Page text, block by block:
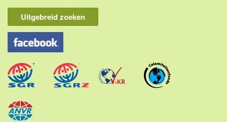
Flores & Komodo
Overige Sunda eilanden
Java
Kalimantan
Molukken
Uitgebreid zoeken